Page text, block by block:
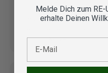
Vom Outdoor Spezialisten
Artikel
Melde Dich zum
erhalte Deinen